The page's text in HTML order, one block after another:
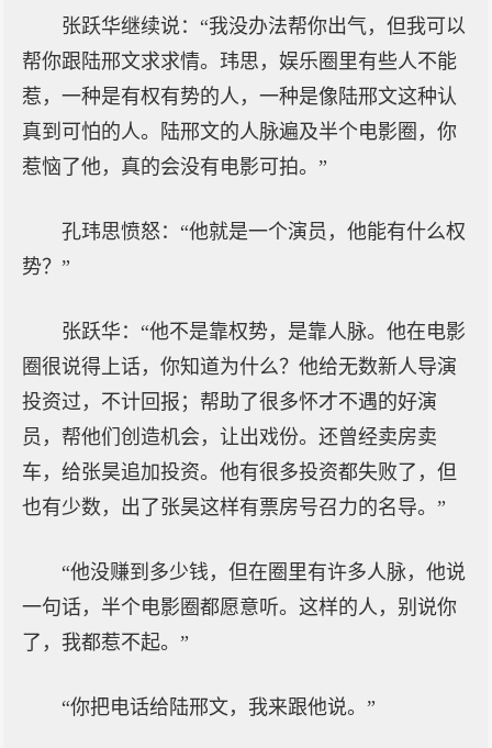
张跃华继续说：“我没办法帮你出气，但我可以
帮你跟陆邢文求求情。玮思，娱乐圈里有些人不能
惹，一种是有权有势的人，一种是像陆邢文这种认
真到可怕的人。陆邢文的人脉遍及半个电影圈，你
惹恼了他，真的会没有电影可拍。”
孔玮思愤怒：“他就是一个演员，他能有什么权
势？”
张跃华：“他不是靠权势，是靠人脉。他在电影
圈很说得上话，你知道为什么？他给无数新人导演
投资过，不计回报；帮助了很多怀才不遇的好演
员，帮他们创造机会，让出戏份。还曾经卖房卖
车，给张昊追加投资。他有很多投资都失败了，但
也有少数，出了张昊这样有票房号召力的名导。”
“他没赚到多少钱，但在圈里有许多人脉，他说
一句话，半个电影圈都愿意听。这样的人，别说你
了，我都惹不起。”
“你把电话给陆邢文，我来跟他说。”